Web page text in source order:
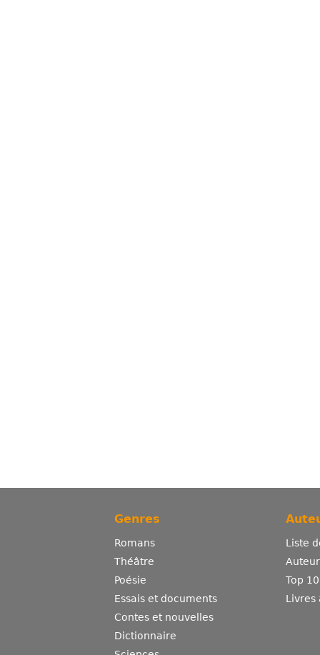
Genres
Romans
Théâtre
Poésie
Essais et documents
Contes et nouvelles
Dictionnaire
Liste
Top
Livres